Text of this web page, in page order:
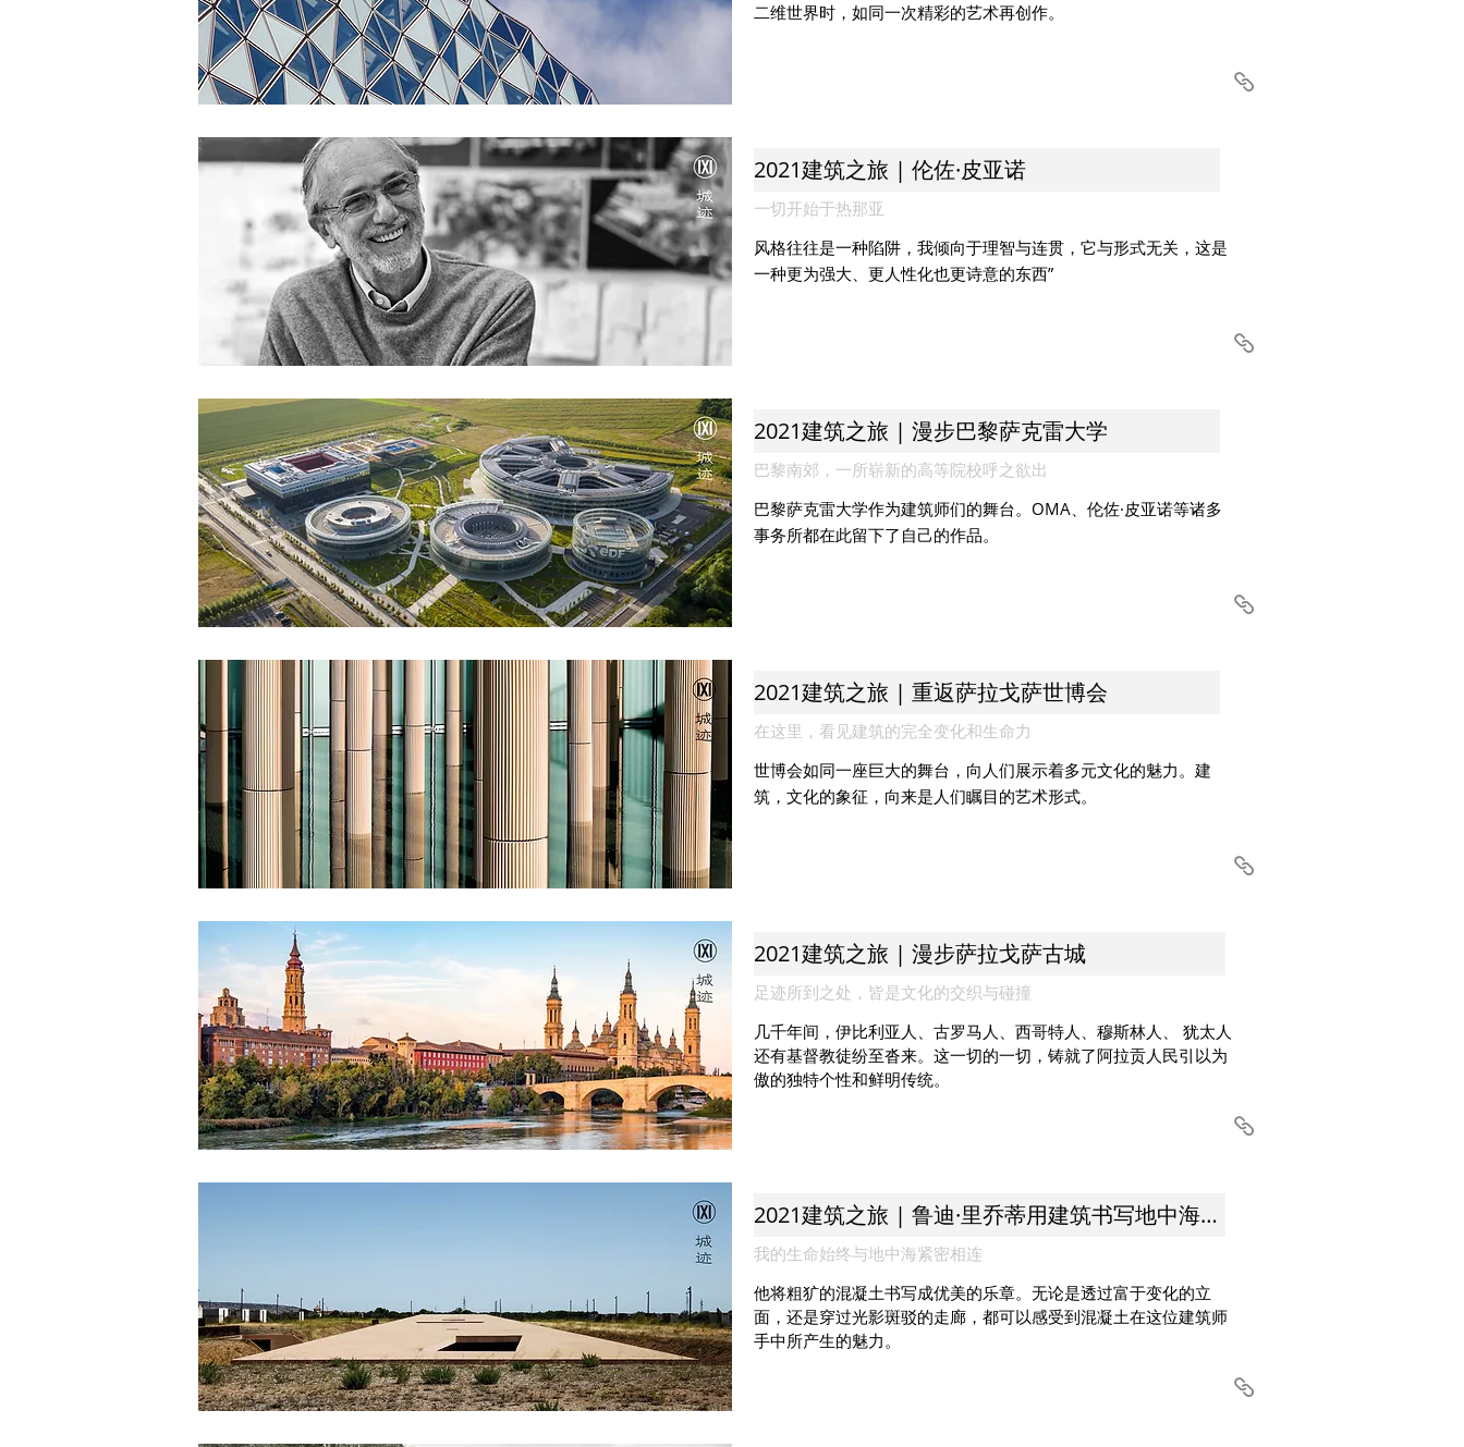
二维世界时，如同一次精彩的艺术再创作。
2021建筑之旅 | 伦佐·皮亚诺
一切开始于热那亚
风格往往是一种陷阱，我倾向于理智与连贯，它与形式无关，这是
一种更为强大、更人性化也更诗意的东西”
2021建筑之旅 | 漫步巴黎萨克雷大学
巴黎南郊，一所崭新的高等院校呼之欲出
巴黎萨克雷大学作为建筑师们的舞台。OMA、伦佐·皮亚诺等诸多
事务所都在此留下了自己的作品。
2021建筑之旅 | 重返萨拉戈萨世博会
在这里，看见建筑的完全变化和生命力
世博会如同一座巨大的舞台，向人们展示着多元文化的魅力。建
筑，文化的象征，向来是人们瞩目的艺术形式。
2021建筑之旅 | 漫步萨拉戈萨古城
足迹所到之处，皆是文化的交织与碰撞
几千年间，伊比利亚人、古罗马人、西哥特人、穆斯林人、 犹太人
还有基督教徒纷至沓来。这一切的一切，铸就了阿拉贡人民引以为
傲的独特个性和鲜明传统。
2021建筑之旅 | 鲁迪·里乔蒂用建筑书写地中海的浪漫与热情
我的生命始终与地中海紧密相连
他将粗犷的混凝土书写成优美的乐章。无论是透过富于变化的立
面，还是穿过光影斑驳的走廊，都可以感受到混凝土在这位建筑师
手中所产生的魅力。